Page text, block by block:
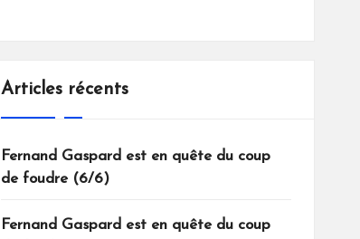
Articles récents
Fernand Gaspard est en quête du coup
de foudre (6/6)
Fernand Gaspard est en quête du coup